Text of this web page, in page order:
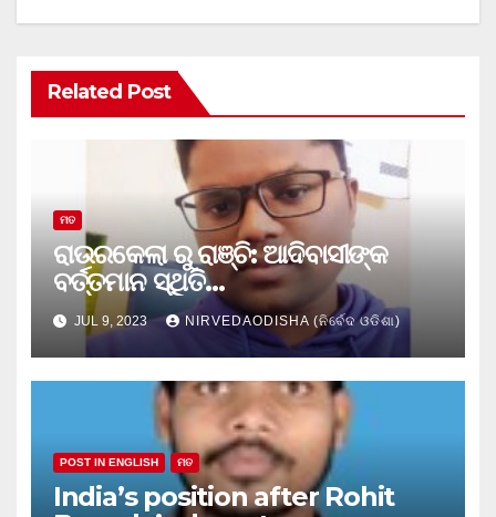
Related Post
ମତ
ରାଉରକେଲା ରୁ ରାଞ୍ଚି: ଆଦିବାସୀଙ୍କ
ବର୍ତ୍ତମାନ ସ୍ଥିତି…
JUL 9, 2023 NIRVEDAODISHA (ନିର୍ବେଦ ଓଡିଶା)
POST IN ENGLISH ମତ
India’s position after Rohit